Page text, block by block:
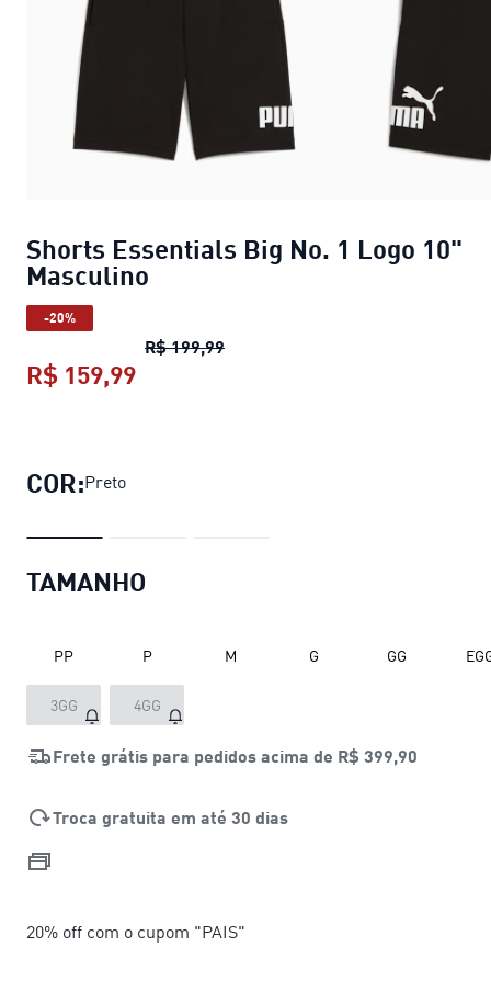
Shorts Essentials Big No. 1 Logo 10"
Masculino
-20%
R$ 199,99Shorts Essentials Big No. 1
R$ 159,99
COR:Preto
TAMANHO
PP P M G GG
3GG 4GG
Frete grátis para pedidos acima de R$ 399,90
Troca gratuita em até 30 dias
20% off com o cupom "PAIS"